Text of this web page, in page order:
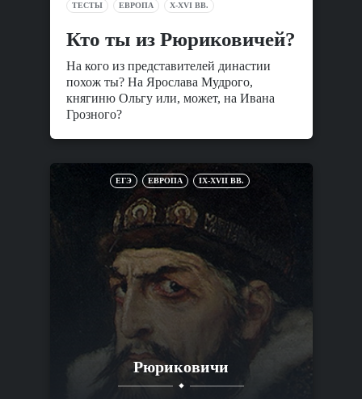
ТЕСТЫ ЕВРОПА X-XVI ВВ.
Кто ты из Рюриковичей?
На кого из представителей династии
похож ты? На Ярослава Мудрого,
княгиню Ольгу или, может, на Ивана
Грозного?
ЕГЭ ЕВРОПА IX-XVII ВВ.
Рюриковичи